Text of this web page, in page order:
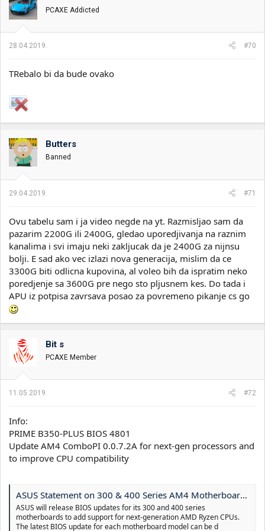
v
a
n
:
PCAXE Addicted
28.04.2019. #70
TRebalo bi da bude ovako
Butters
Banned
29.04.2019. #71
Ovu tabelu sam i ja video negde na yt. Razmisljao sam da
pazarim 2200G ili 2400G, gledao uporedjivanja na raznim
kanalima i svi imaju neki zakljucak da je 2400G za nijnsu
bolji. E sad ako vec izlazi nova generacija, mislim da ce
3300G biti odlicna kupovina, al voleo bih da ispratim neko
poredjenje sa 3600G pre nego sto pljusnem kes. Do tada i
APU iz potpisa zavrsava posao za povremeno pikanje cs go
Bit s
PCAXE Member
11.05.2019. #72
Info:
PRIME B350-PLUS BIOS 4801
Update AM4 ComboPI 0.0.7.2A for next-gen processors and
to improve CPU compatibility
ASUS Statement on 300 & 400 Series AM4 Motherboards for Next-Gen AMD Ryzen CPUs | News｜ASUS Global
ASUS will release BIOS updates for its 300 and 400 series
motherboards to add support for next-generation AMD Ryzen CPUs.
The latest BIOS update for each motherboard model can be d